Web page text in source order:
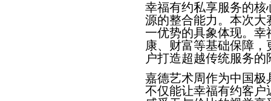
幸福有约私享服务的
源的整合能力。本次
一优势的具象体现。
康、财富等基础保障
户打造超越传统服务的
嘉德艺术周作为中国
不仅能让幸福有约客